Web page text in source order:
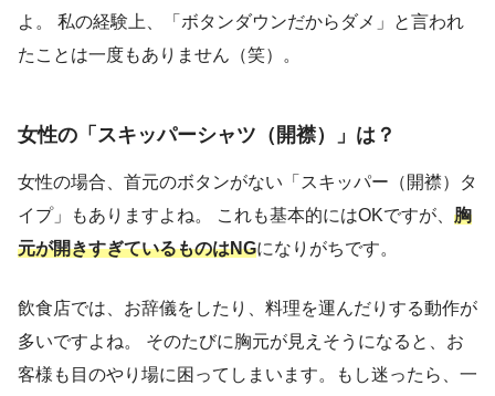
よ。 私の経験上、「ボタンダウンだからダメ」と言われ
たことは一度もありません（笑）。
女性の「スキッパーシャツ（開襟）」は？
女性の場合、首元のボタンがない「スキッパー（開襟）タ
イプ」もありますよね。 これも基本的にはOKですが、 胸
元が開きすぎているものはNGになりがちです。
飲食店では、お辞儀をしたり、料理を運んだりする動作が
多いですよね。 そのたびに胸元が見えそうになると、お
客様も目のやり場に困ってしまいます。もし迷ったら、一